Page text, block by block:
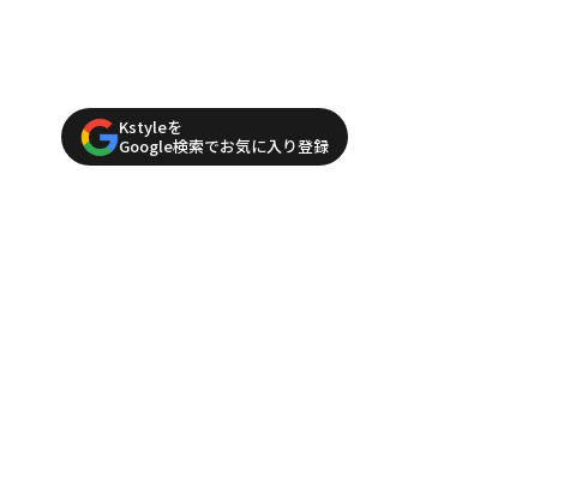
Kstyleを
Google検索でお気に入り登録